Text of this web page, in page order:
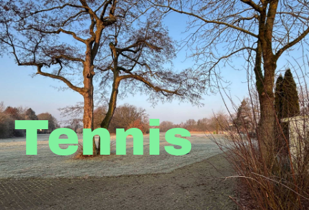
Tennis